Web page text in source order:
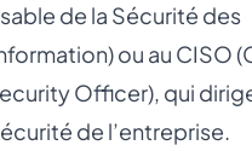
de la Sécurité des
ou au CISO
Officer), qui
de l’entreprise.